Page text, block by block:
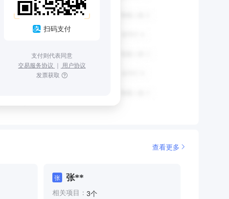
扫码支付
支付则代表同意
交易服务协议 ｜ 用户协议
发票获取
查看更多
张 张**
相关项目： 3个